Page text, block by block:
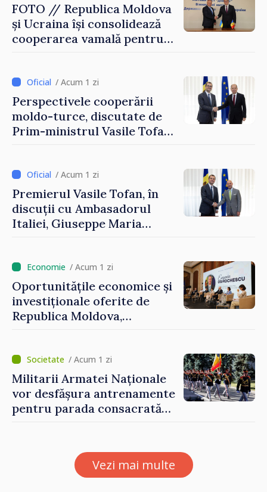
FOTO // Republica Moldova
și Ucraina își consolidează
cooperarea vamală pentru
Reuniune la Moghiliov-
Podolsk
/ Acum 1 zi
Perspectivele cooperării
moldo-turce, discutate de
Prim-ministrul Vasile Tofan
/ Acum 1 zi
Premierul Vasile Tofan, în
discuții cu Ambasadorul
Italiei, Giuseppe Maria
/ Acum 1 zi
Oportunitățile economice și
investiționale oferite de
Republica Moldova,
Forumul Diasporei
/ Acum 1 zi
Militarii Armatei Naționale
vor desfășura antrenamente
pentru parada consacrată
Vezi mai multe